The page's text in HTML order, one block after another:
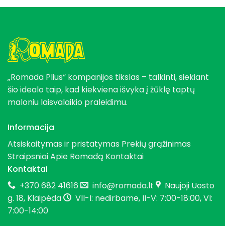
„Romada Plius“ kompanijos tikslas – talkinti, siekiant
šio idealo taip, kad kiekviena išvyka į žūklę taptų
maloniu laisvalaikio praleidimu.
Informacija
Atsiskaitymas ir pristatymas Prekių grąžinimas
StraipsniaiApie Romadą Kontaktai
Kontaktai
+370 682 41616
info@romada.lt
Naujoji Uosto
g. 18, Klaipėda
VII-I: nedirbame, II-V: 7:00-18:00, VI:
7:00-14:00